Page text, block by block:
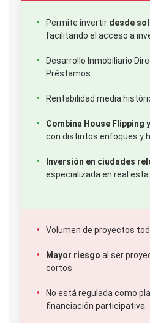
Permite invertir desde
facilitando el acceso a
Desarrollo Inmobiliario
Préstamos
Rentabilidad media
Combina House Flipping
con distintos enfoques y
Inversión en ciudades
especializada en real
Volumen de proyectos
Mayor riesgo al ser
cortos.
No está regulada como
financiación participativa.